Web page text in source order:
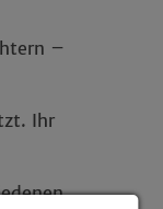
–
Ihr